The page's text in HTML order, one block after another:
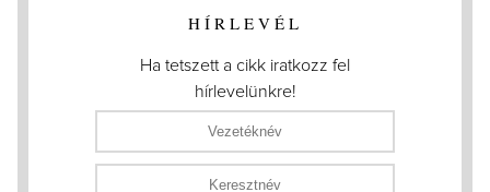
HÍRLEVÉL
Ha tetszett a cikk iratkozz fel
hírlevelünkre!